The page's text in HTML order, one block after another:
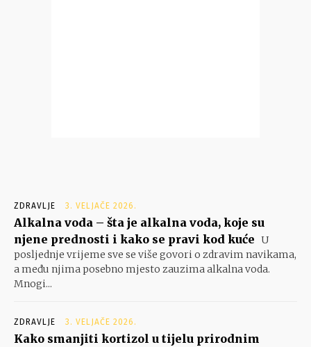
ZDRAVLJE 3. VELJAČE 2026.
Alkalna voda – šta je alkalna voda, koje su
njene prednosti i kako se pravi kod kuće U
posljednje vrijeme sve se više govori o zdravim navikama,
a među njima posebno mjesto zauzima alkalna voda.
Mnogi...
ZDRAVLJE 3. VELJAČE 2026.
Kako smanjiti kortizol u tijelu prirodnim